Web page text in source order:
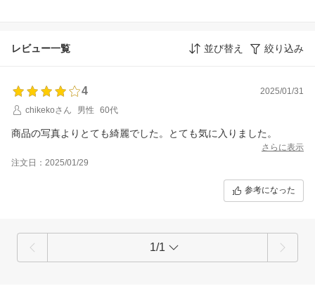
レビュー一覧 並び替え 絞り込み
4
2025/01/31
chikekoさん
男性 60代
商品の写真よりとても綺麗でした。とても気に入りました。
さらに表示
注文日：2025/01/29
参考になった
1/1